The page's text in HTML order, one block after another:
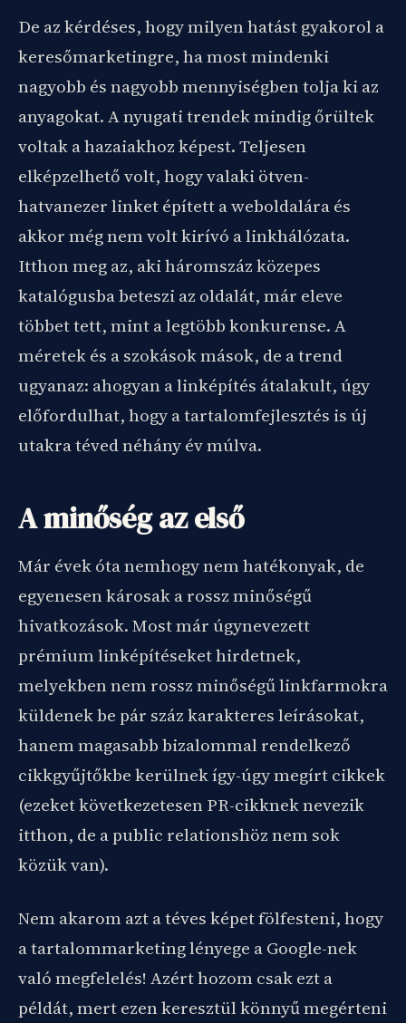
De az kérdéses, hogy milyen hatást gyakorol a
keresőmarketingre, ha most mindenki
nagyobb és nagyobb mennyiségben tolja ki az
anyagokat. A nyugati trendek mindig őrültek
voltak a hazaiakhoz képest. Teljesen
elképzelhető volt, hogy valaki ötven-
hatvanezer linket épített a weboldalára és
akkor még nem volt kirívó a linkhálózata.
Itthon meg az, aki háromszáz közepes
katalógusba beteszi az oldalát, már eleve
többet tett, mint a legtöbb konkurense. A
méretek és a szokások mások, de a trend
ugyanaz: ahogyan a linképítés átalakult, úgy
előfordulhat, hogy a tartalomfejlesztés is új
utakra téved néhány év múlva.
A minőség az első
Már évek óta nemhogy nem hatékonyak, de
egyenesen károsak a rossz minőségű
hivatkozások. Most már úgynevezett
prémium linképítéseket hirdetnek,
melyekben nem rossz minőségű linkfarmokra
küldenek be pár száz karakteres leírásokat,
hanem magasabb bizalommal rendelkező
cikkgyűjtőkbe kerülnek így-úgy megírt cikkek
(ezeket következetesen PR-cikknek nevezik
itthon, de a public relationshöz nem sok
közük van).
Nem akarom azt a téves képet fölfesteni, hogy
a tartalommarketing lényege a Google-nek
való megfelelés! Azért hozom csak ezt a
példát, mert ezen keresztül könnyű megérteni